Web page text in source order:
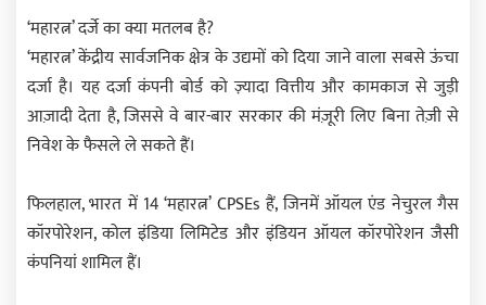
‘महारत्न’ दर्जे का क्या मतलब है?
‘महारत्न’ केंद्रीय सार्वजनिक क्षेत्र के उद्यमों को दिया जाने वाला सबसे ऊंचा
दर्जा है। यह दर्जा कंपनी बोर्ड को ज़्यादा वित्तीय और कामकाज से जुड़ी
आज़ादी देता है, जिससे वे बार-बार सरकार की मंज़ूरी लिए बिना तेज़ी से
निवेश के फैसले ले सकते हैं।
फिलहाल, भारत में 14 ‘महारत्न’ CPSEs हैं, जिनमें ऑयल एंड नेचुरल गैस
कॉरपोरेशन, कोल इंडिया लिमिटेड और इंडियन ऑयल कॉरपोरेशन जैसी
कंपनियां शामिल हैं।